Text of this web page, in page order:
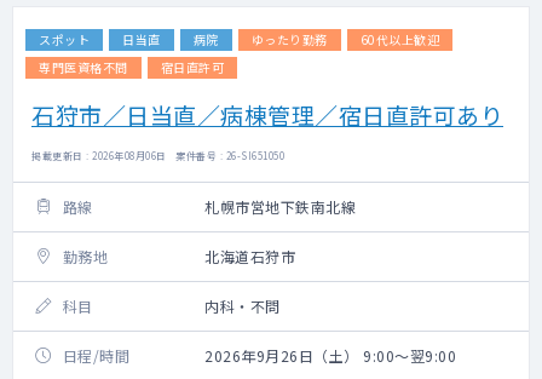
スポット 日当直 病院 ゆったり勤務
60代以上歓迎
専門医資格不問
宿日直許可
石狩市／日当直／病棟管理／宿日直許可あり
掲載更新日 : 2026年08月06日 案件番号 : 26-SI651050
路線 札幌市営地下鉄南北線
勤務地 北海道石狩市
科目 内科・不問
日程/時間 2026年9月26日（土） 9:00～翌9:00